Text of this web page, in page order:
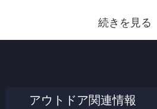
続きを見る
アウトドア関連情報